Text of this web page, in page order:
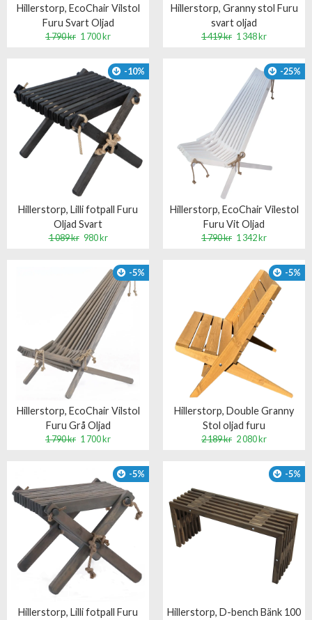
Hillerstorp, EcoChair Vilstol
Furu Svart Oljad
1 790 kr 1 700 kr
Hillerstorp, Granny stol Furu
svart oljad
1 419 kr 1 348 kr
Hillerstorp, Lilli fotpall Furu
Oljad Svart
1 089 kr980 kr
-10%
Hillerstorp, EcoChair Vilestol
Furu Vit Oljad
1 790 kr 1 342 kr
-25%
Hillerstorp, EcoChair Vilstol
Furu Grå Oljad
1 790 kr 1 700 kr
-5%
Hillerstorp, Double Granny
Stol oljad furu
2 189 kr 2 080 kr
-5%
Hillerstorp, Lilli fotpall Furu
-5%
Hillerstorp, D-bench Bänk 100
-5%